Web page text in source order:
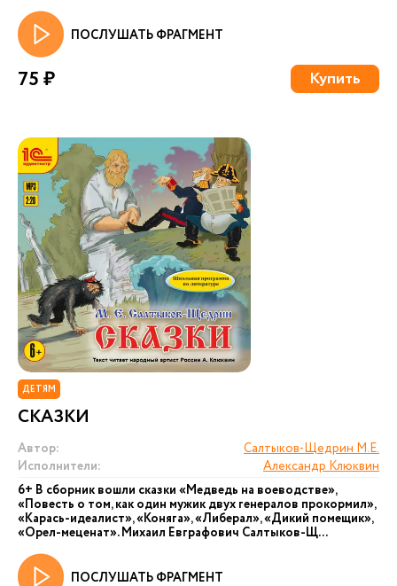
ПОСЛУШАТЬ ФРАГМЕНТ
75 ₽ Купить
ДЕТЯМ
СКАЗКИ
Автор:
Салтыков-Щедрин М.Е.
Исполнители:
Александр Клюквин
6+ В сборник вошли сказки «Медведь на воеводстве»,
«Повесть о том, как один мужик двух генералов прокормил»,
«Карась-идеалист», «Коняга», «Либерал», «Дикий помещик»,
«Орел-меценат». Михаил Евграфович Салтыков-Щ...
ПОСЛУШАТЬ ФРАГМЕНТ